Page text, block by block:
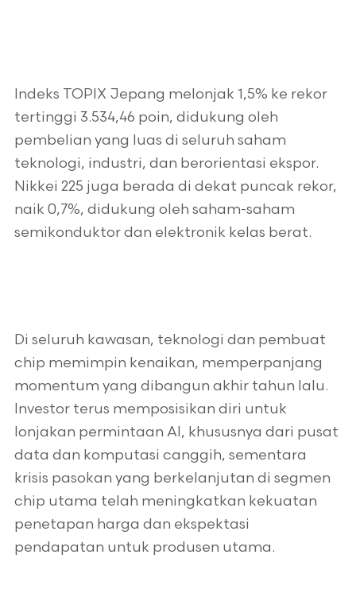
Indeks TOPIX Jepang melonjak 1,5% ke rekor
tertinggi 3.534,46 poin, didukung oleh
pembelian yang luas di seluruh saham
teknologi, industri, dan berorientasi ekspor.
Nikkei 225 juga berada di dekat puncak rekor,
naik 0,7%, didukung oleh saham-saham
semikonduktor dan elektronik kelas berat.
Di seluruh kawasan, teknologi dan pembuat
chip memimpin kenaikan, memperpanjang
momentum yang dibangun akhir tahun lalu.
Investor terus memposisikan diri untuk
lonjakan permintaan AI, khususnya dari pusat
data dan komputasi canggih, sementara
krisis pasokan yang berkelanjutan di segmen
chip utama telah meningkatkan kekuatan
penetapan harga dan ekspektasi
pendapatan untuk produsen utama.